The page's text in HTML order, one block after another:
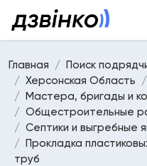
Главная
Поиск
Херсонская Область
Мастера, бригады и
Общестроительные
Септики и выгребные
Прокладка
труб